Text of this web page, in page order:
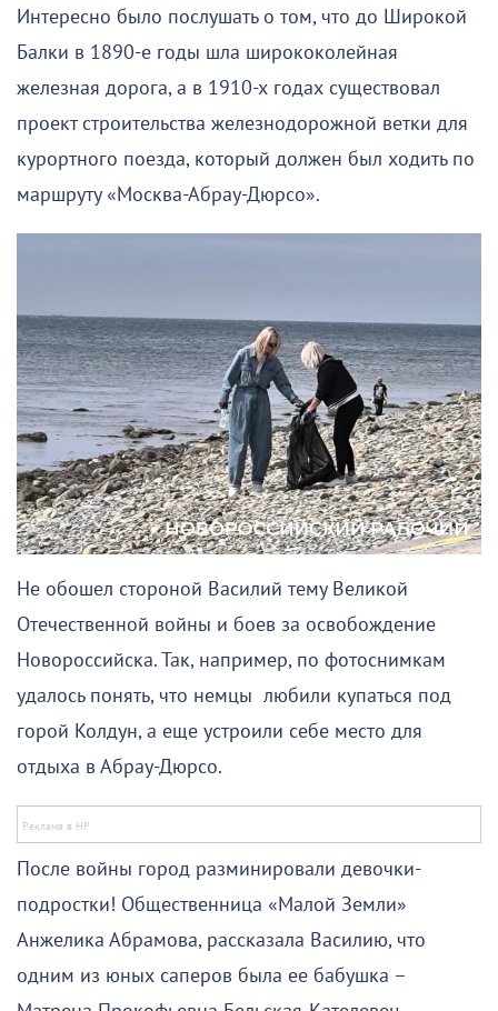
Интересно было послушать о том, что до Широкой
Балки в 1890-е годы шла ширококолейная
железная дорога, а в 1910-х годах существовал
проект строительства железнодорожной ветки для
курортного поезда, который должен был ходить по
маршруту «Москва-Абрау-Дюрсо».
Не обошел стороной Василий тему Великой
Отечественной войны и боев за освобождение
Новороссийска. Так, например, по фотоснимкам
удалось понять, что немцы любили купаться под
горой Колдун, а еще устроили себе место для
отдыха в Абрау-Дюрсо.
После войны город разминировали девочки-
подростки! Общественница «Малой Земли»
Анжелика Абрамова, рассказала Василию, что
одним из юных саперов была ее бабушка –